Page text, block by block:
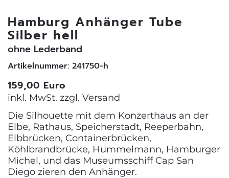
Hamburg Anhänger Tube
Silber hell
ohne Lederband
Artikelnummer: 241750-h
159,00 Euro
inkl. MwSt. zzgl. Versand
Die Silhouette mit dem Konzerthaus an der
Elbe, Rathaus, Speicherstadt, Reeperbahn,
Elbbrücken, Containerbrücken,
Köhlbrandbrücke, Hummelmann, Hamburger
Michel, und das Museumsschiff Cap San
Diego zieren den Anhänger.